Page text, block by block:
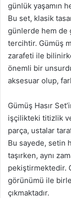
günlük yaşamın
Bu set, klasik
günlerde hem de
tercihtir. Gümüş
zarafeti ile
önemli bir
aksesuar olup,
Gümüş Hasır
işçilikteki titizlik
parça, ustalar
Bu sayede, setin
taşırken, aynı
pekiştirmektedir.
görünümü ile
çıkmaktadır.